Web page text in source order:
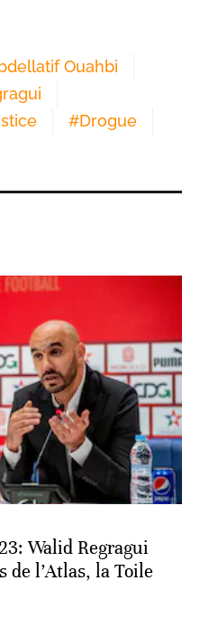
Ouahbi
#Drogue
Walid Regragui
de l’Atlas, la Toile